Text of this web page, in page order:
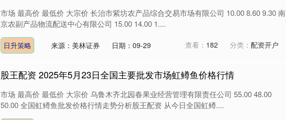
市场 最高价 最低价 大宗价 长治市紫坊农产品综合交易市场有限公司 10.00 8.60 9.30 南
京农副产品物流配送中心有限公司 15.00 14.00 1....
日升策略 来源：美林证券 日期：09-29 查看： 182 分类： 配资开户
股王配资 2025年5月23日全国主要批发市场虹鳟鱼价格行情
市场 最高价 最低价 大宗价 乌鲁木齐北园春果业经营管理有限责任公司 55.00 48.00
50.00 全国虹鳟鱼批发价格行情走势分析股王配资 从今日全国虹鳟....